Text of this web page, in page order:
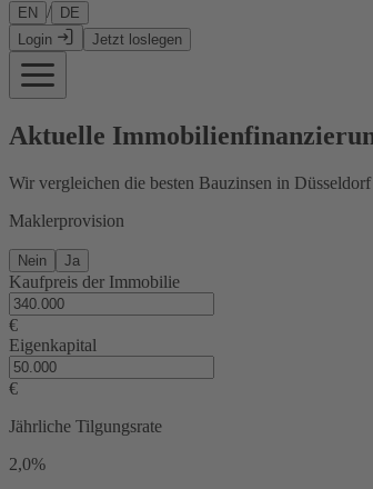
EN /
DE
Login
Jetzt loslegen
Aktuelle
Wir vergleichen die besten Bauzinsen in
Maklerprovision
Nein Ja
Kaufpreis der Immobilie
€
Eigenkapital
€
Jährliche Tilgungsrate
2,0%